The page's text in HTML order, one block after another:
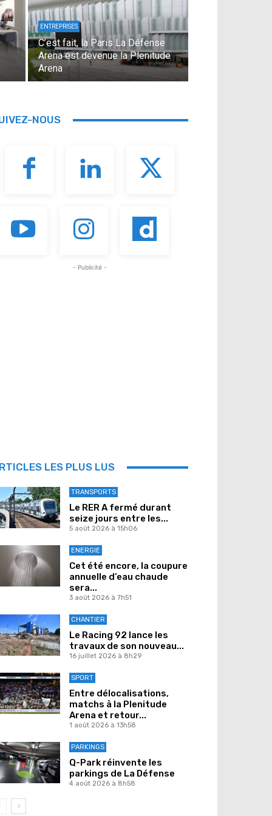
ENTREPRISES
C’est fait, la Paris La Défense
Arena est devenue la Plenitude
Arena
NOUS
- Publicité -
LES PLUS LUS
TRANSPORTS
Le RER A fermé durant
seize jours entre les...
5 août 2026 à 15h06
ENERGIE
Cet été encore, la coupure
annuelle d’eau chaude
sera...
3 août 2026 à 7h51
CHANTIER
Le Racing 92 lance les
travaux de son nouveau...
16 juillet 2026 à 8h29
SPORT
Entre délocalisations,
matchs à la Plenitude
Arena et retour...
1 août 2026 à 13h58
PARKINGS
Q-Park réinvente les
parkings de La Défense
4 août 2026 à 8h58